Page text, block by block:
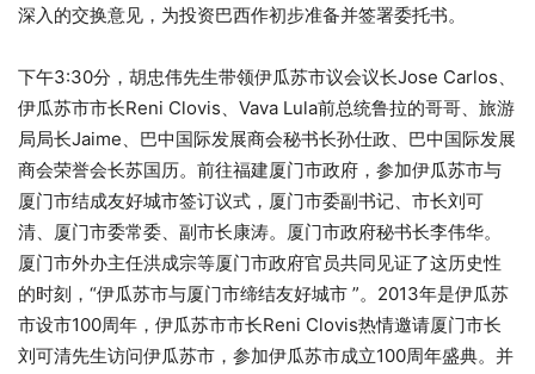
深入的交换意见，为投资巴西作初步准备并签署委托书。
下午3:30分，胡忠伟先生带领伊瓜苏市议会议长Jose Carlos、
伊瓜苏市市长Reni Clovis、Vava Lula前总统鲁拉的哥哥、旅游
局局长Jaime、巴中国际发展商会秘书长孙仕政、巴中国际发展
商会荣誉会长苏国历。前往福建厦门市政府，参加伊瓜苏市与
厦门市结成友好城市签订议式，厦门市委副书记、市长刘可
清、厦门市委常委、副市长康涛。厦门市政府秘书长李伟华。
厦门市外办主任洪成宗等厦门市政府官员共同见证了这历史性
的时刻，“伊瓜苏市与厦门市缔结友好城市 ”。2013年是伊瓜苏
市设市100周年，伊瓜苏市市长Reni Clovis热情邀请厦门市长
刘可清先生访问伊瓜苏市，参加伊瓜苏市成立100周年盛典。并